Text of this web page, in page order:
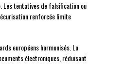
Les tentatives de falsification ou
renforcée limite
européens harmonisés. La
électroniques, réduisant